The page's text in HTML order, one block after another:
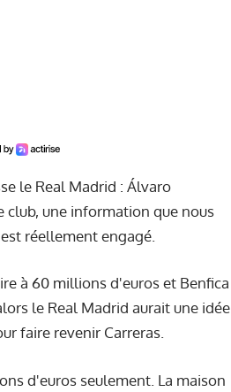
le Real Madrid : Álvaro
club, une information que nous
réellement engagé.
à 60 millions d'euros et Benfica
le Real Madrid aurait une idée
faire revenir Carreras.
d'euros seulement. La maison